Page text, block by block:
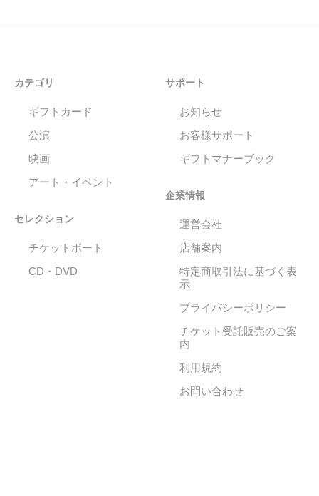
カテゴリ
ギフトカード
公演
映画
アート・イベント
セレクション
チケットポート
CD・DVD
サポート
お知らせ
お客様サポート
ギフトマナーブック
企業情報
運営会社
店舗案内
特定商取引法に基づく表
示
プライバシーポリシー
チケット受託販売のご案
内
利用規約
お問い合わせ